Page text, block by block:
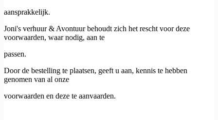
aansprakkelijk.
Joni's verhuur & Avontuur behoudt zich het rescht voor deze
voorwaarden, waar nodig, aan te
passen.
Door de bestelling te plaatsen, geeft u aan, kennis te hebben
genomen van al onze
voorwaarden en deze te aanvaarden.